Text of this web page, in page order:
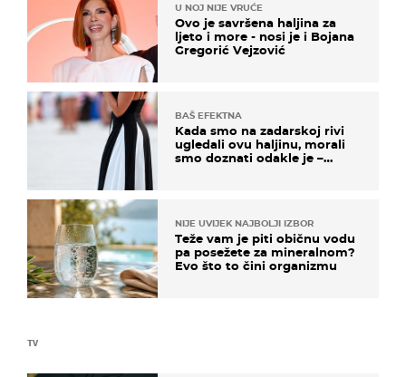
TV
U NOJ NIJE VRUĆE
Ovo je savršena haljina za
ljeto i more - nosi je i Bojana
Gregorić Vejzović
BAŠ EFEKTNA
Kada smo na zadarskoj rivi
ugledali ovu haljinu, morali
smo doznati odakle je –
NIJE UVIJEK NAJBOLJI IZBOR
Teže vam je piti običnu vodu
pa posežete za mineralnom?
Evo što to čini organizmu